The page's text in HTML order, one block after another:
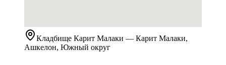
Кладбище Карит Малаки — Карит Малаки,
Ашкелон, Южный округ